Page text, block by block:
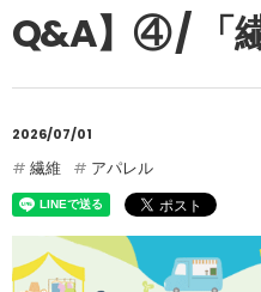
Q&A】④ / 「
2026/07/01
繊維 アパレル